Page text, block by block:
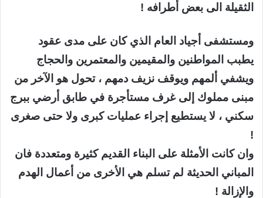
الثقيلة الى بعض أطرافه !
ومستشفى أجياد العام الذي كان على مدى عقود
يطبب المواطنين والمقيمين والمعتمرين والحجاج
ويشفي ألمهم ويوقف نزيف دمهم ، تحول هو الآخر من
مبنى مملوك إلى غرف مستأجرة في طابق أرضي ببرج
سكني ، لا يستطيع إجراء عمليات كبرى ولا حتى صغرى
!
وان كانت الأمثلة على البناء القديم كثيرة ومتعددة فان
المباني الحديثة لم تسلم هي الأخرى من أعمال الهدم
والإزالة !